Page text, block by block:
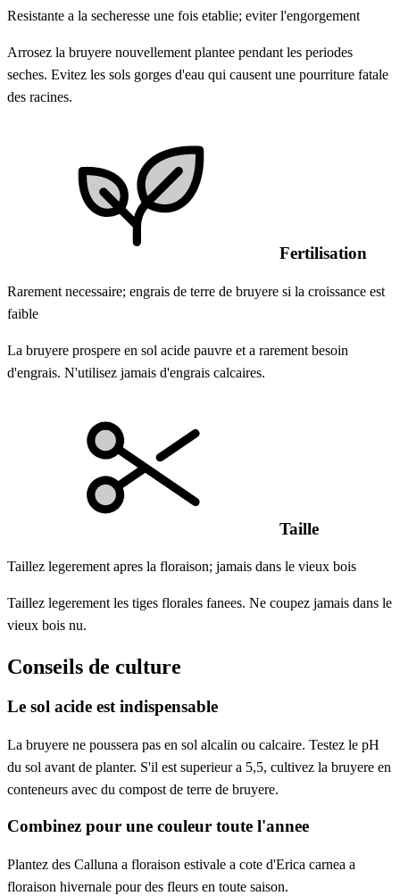
Resistante a la secheresse une fois etablie; eviter l'engorgement
Arrosez la bruyere nouvellement plantee pendant les periodes
seches. Evitez les sols gorges d'eau qui causent une pourriture fatale
des racines.
Fertilisation
Rarement necessaire; engrais de terre de bruyere si la croissance est
faible
La bruyere prospere en sol acide pauvre et a rarement besoin
d'engrais. N'utilisez jamais d'engrais calcaires.
Taille
Taillez legerement apres la floraison; jamais dans le vieux bois
Taillez legerement les tiges florales fanees. Ne coupez jamais dans le
vieux bois nu.
Conseils de culture
Le sol acide est indispensable
La bruyere ne poussera pas en sol alcalin ou calcaire. Testez le pH
du sol avant de planter. S'il est superieur a 5,5, cultivez la bruyere en
conteneurs avec du compost de terre de bruyere.
Combinez pour une couleur toute l'annee
Plantez des Calluna a floraison estivale a cote d'Erica carnea a
floraison hivernale pour des fleurs en toute saison.